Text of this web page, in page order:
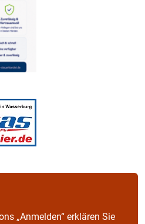
„Anmelden“ erklären Sie